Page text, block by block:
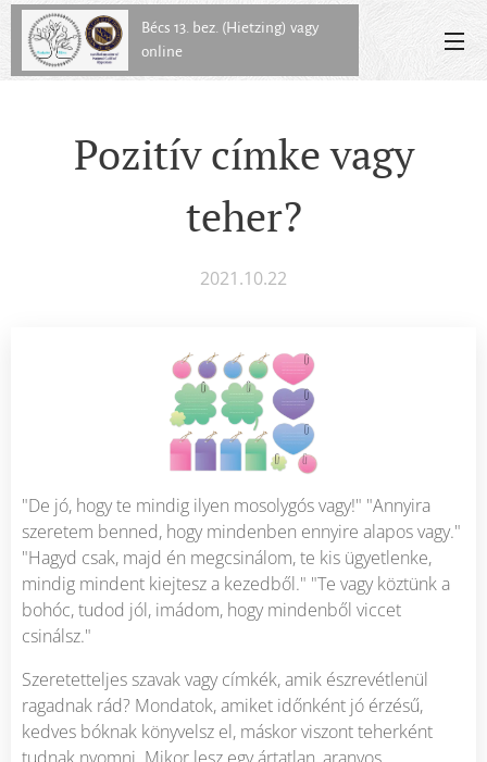
Bécs 13. bez. (Hietzing) vagy
online
Pozitív címke vagy
teher?
2021.10.22
"De jó, hogy te mindig ilyen mosolygós vagy!" "Annyira
szeretem benned, hogy mindenben ennyire alapos vagy."
"Hagyd csak, majd én megcsinálom, te kis ügyetlenke,
mindig mindent kiejtesz a kezedből." "Te vagy köztünk a
bohóc, tudod jól, imádom, hogy mindenből viccet
csinálsz."
Szeretetteljes szavak vagy címkék, amik észrevétlenül
ragadnak rád? Mondatok, amiket időnként jó érzésű,
kedves bóknak könyvelsz el, máskor viszont teherként